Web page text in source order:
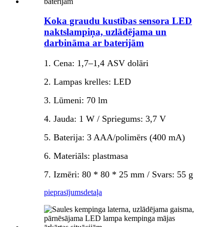
Koka graudu kustības sensora LED
naktslampiņa, uzlādējama un
darbināma ar baterijām
1. Cena: 1,7–1,4 ASV dolāri
2. Lampas krelles: LED
3. Lūmeni: 70 lm
4. Jauda: 1 W / Spriegums: 3,7 V
5. Baterija: 3 AAA/polimērs (400 mA)
6. Materiāls: plastmasa
7. Izmēri: 80 * 80 * 25 mm / Svars: 55 g
pieprasījumsdetaļa